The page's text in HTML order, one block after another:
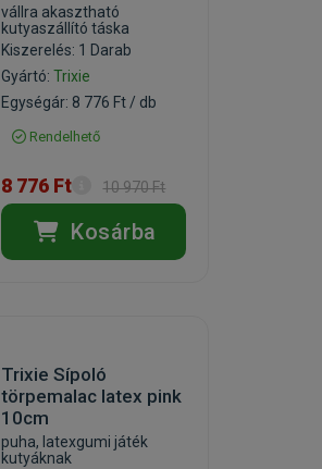
vállra akasztható
kutyaszállító táska
Kiszerelés: 1 Darab
Gyártó:Trixie
Egységár: 8 776 Ft / db
Rendelhető
8 776 Ft 10 970 Ft
Kosárba
Trixie Sípoló
törpemalac latex pink
10cm
puha, latexgumi játék
kutyáknak